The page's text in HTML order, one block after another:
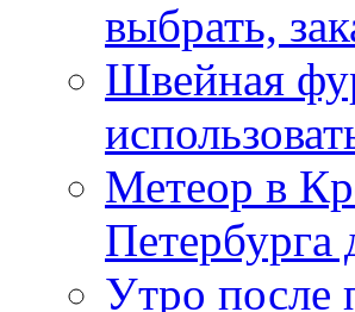
выбрать,
Швейная
Метеор в
Петербурга
Утро после